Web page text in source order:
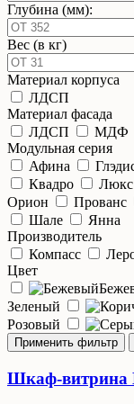
Глубина (мм):
Вес (в кг)
Материал корпуса
ЛДСП
Материал фасада
ЛДСП
МДФ
Модульная серия
Афина
Квадро
Люкс
Орион
Прованс
Шале
Янна
Производитель
Компасс
Цвет
Зеленый
Розовый
Шкаф-витрина